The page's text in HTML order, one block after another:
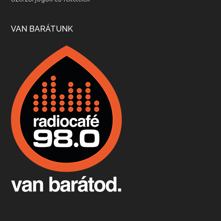
Apr 17, 2026 • 00:35:38
Boston, teadélután, bab és homár
Apr 9, 2026 • 00:37:17
Fermentáljunk, a testünk meghálálja!
Apr 3, 2026 • 00:36:07
VAN BARÁTUNK